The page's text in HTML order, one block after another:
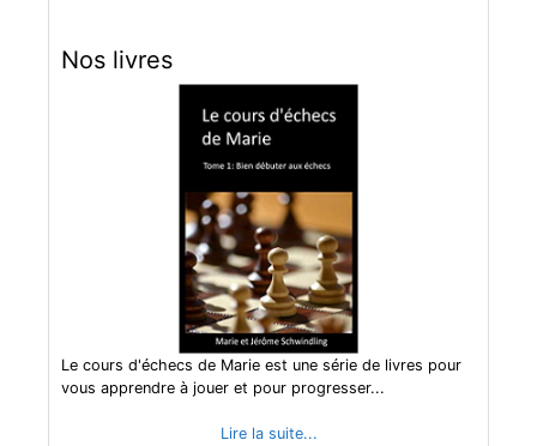
Nos livres
Le cours d'échecs de Marie est une série de livres pour
vous apprendre à jouer et pour progresser...
Lire la suite...